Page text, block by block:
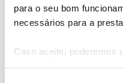
para o seu bom
necessários para a
Caso aceite, poderemos